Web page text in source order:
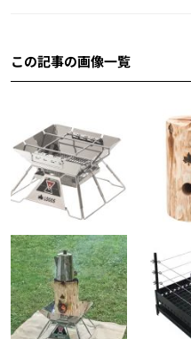
この記事の画像一覧